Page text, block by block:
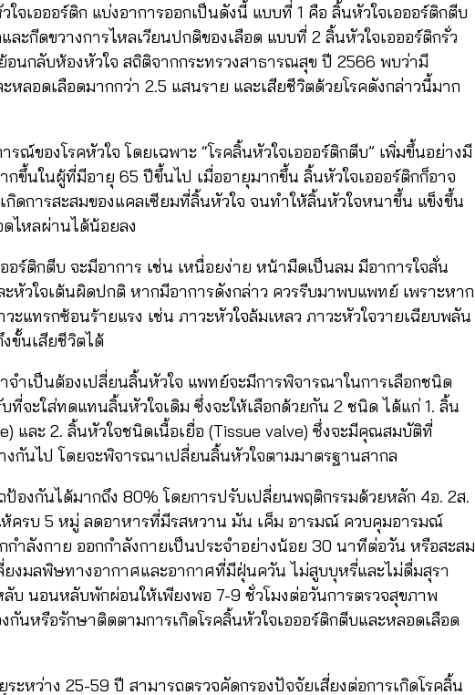
ใจเอออร์ติก แบ่งอาการออกเป็นดังนี้ แบบที่ 1 คือ ลิ้นหัวใจเอออร์ติกตีบ
ะกีดขวางการไหลเวียนปกติของเลือด แบบที่ 2 ลิ้นหัวใจเอออร์ติกรั่ว
นกลับห้องหัวใจ สถิติจากกระทรวงสาธารณสุข ปี 2566 พบว่ามี
หลอดเลือดมากกว่า 2.5 แสนราย และเสียชีวิตด้วยโรคดังกล่าวนี้มาก
ณ์ของโรคหัวใจ โดยเฉพาะ “โรคลิ้นหัวใจเอออร์ติกตีบ” เพิ่มขึ้นอย่างมี
ขึ้นในผู้ที่มีอายุ 65 ปีขึ้นไป เมื่ออายุมากขึ้น ลิ้นหัวใจเอออร์ติกก็อาจ
กิดการสะสมของแคลเซียมที่ลิ้นหัวใจ จนทำให้ลิ้นหัวใจหนาขึ้น แข็งขึ้น
ดไหลผ่านได้น้อยลง
อร์ติกตีบ จะมีอาการ เช่น เหนื่อยง่าย หน้ามืดเป็นลม มีอาการใจสั่น
หัวใจเต้นผิดปกติ หากมีอาการดังกล่าว ควรรีบมาพบแพทย์ เพราะหาก
ะแทรกซ้อนร้ายแรง เช่น ภาวะหัวใจล้มเหลว ภาวะหัวใจวายเฉียบพลัน
ขั้นเสียชีวิตได้
ำเป็นต้องเปลี่ยนลิ้นหัวใจ แพทย์จะมีการพิจารณาในการเลือกชนิด
ที่จะใส่ทดแทนลิ้นหัวใจเดิม ซึ่งจะให้เลือกด้วยกัน 2 ชนิด ได้แก่ 1. ลิ้น
และ 2. ลิ้นหัวใจชนิดเนื้อเยื่อ (Tissue valve) ซึ่งจะมีคุณสมบัติที่
กันไป โดยจะพิจารณาเปลี่ยนลิ้นหัวใจตามมาตรฐานสากล
ป้องกันได้มากถึง 80% โดยการปรับเปลี่ยนพฤติกรรมด้วยหลัก 4อ. 2ส.
ห้ครบ 5 หมู่ ลดอาหารที่มีรสหวาน มัน เค็ม อารมณ์ ควบคุมอารมณ์
กำลังกาย ออกกำลังกายเป็นประจำอย่างน้อย 30 นาทีต่อวัน หรือสะสม
งมลพิษทางอากาศและอากาศที่มีฝุ่นควัน ไม่สูบบุหรี่และไม่ดื่มสุรา
บ นอนหลับพักผ่อนให้เพียงพอ 7-9 ชั่วโมงต่อวันการตรวจสุขภาพ
นหรือรักษาติดตามการเกิดโรคลิ้นหัวใจเอออร์ติกตีบและหลอดเลือด
ะหว่าง 25-59 ปี สามารถตรวจคัดกรองปัจจัยเสี่ยงต่อการเกิดโรคลิ้น